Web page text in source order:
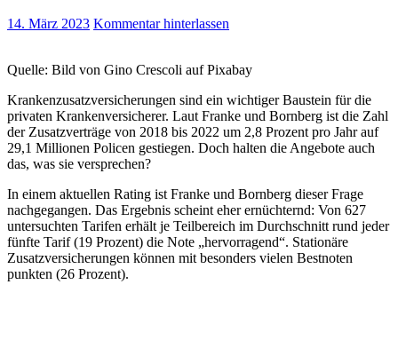
14. März 2023 Kommentar hinterlassen
Quelle: Bild von Gino Crescoli auf Pixabay
Krankenzusatzversicherungen sind ein wichtiger Baustein für die
privaten Krankenversicherer. Laut Franke und Bornberg ist die Zahl
der Zusatzverträge von 2018 bis 2022 um 2,8 Prozent pro Jahr auf
29,1 Millionen Policen gestiegen. Doch halten die Angebote auch
das, was sie versprechen?
In einem aktuellen Rating ist Franke und Bornberg dieser Frage
nachgegangen. Das Ergebnis scheint eher ernüchternd: Von 627
untersuchten Tarifen erhält je Teilbereich im Durchschnitt rund jeder
fünfte Tarif (19 Prozent) die Note „hervorragend“. Stationäre
Zusatzversicherungen können mit besonders vielen Bestnoten
punkten (26 Prozent).